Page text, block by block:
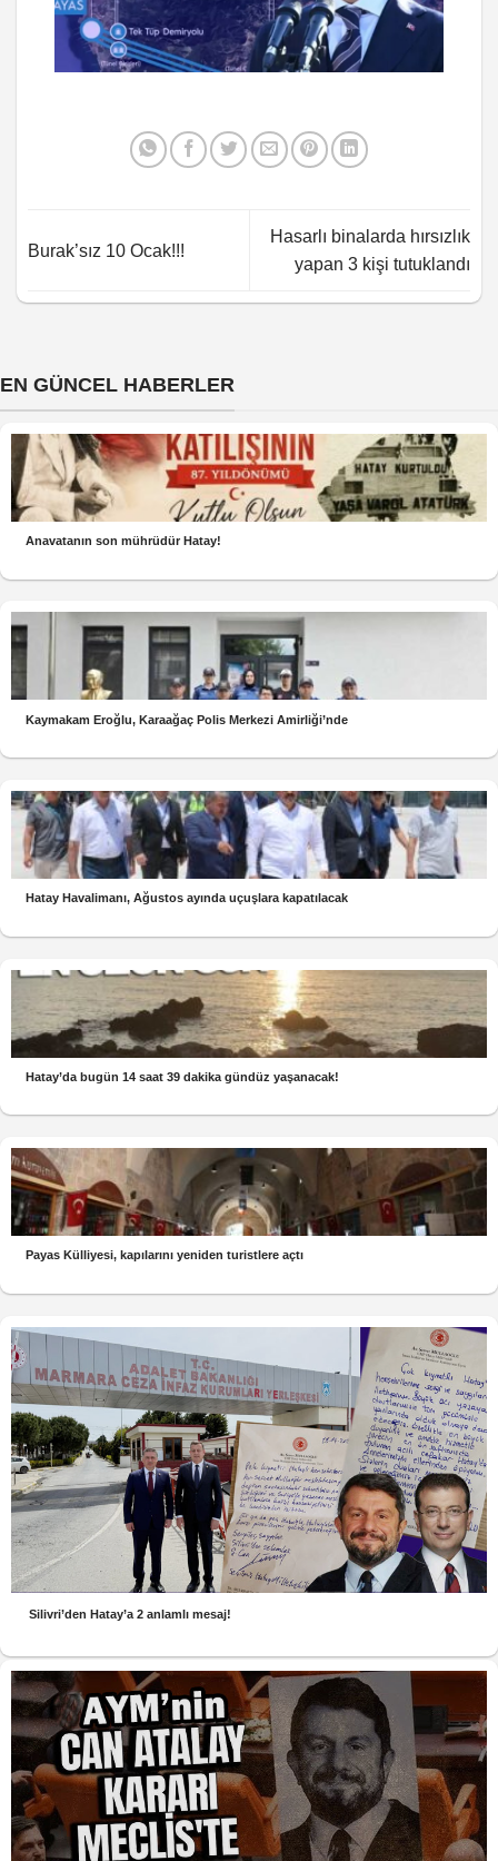
Burak’sız 10 Ocak!!!
Hasarlı binalarda hırsızlık
yapan 3 kişi tutuklandı
EN GÜNCEL HABERLER
Anavatanın son mührüdür Hatay!
Kaymakam Eroğlu, Karaağaç Polis Merkezi Amirliği’nde
Hatay Havalimanı, Ağustos ayında uçuşlara kapatılacak
Hatay’da bugün 14 saat 39 dakika gündüz yaşanacak!
Payas Külliyesi, kapılarını yeniden turistlere açtı
Silivri’den Hatay’a 2 anlamlı mesaj!